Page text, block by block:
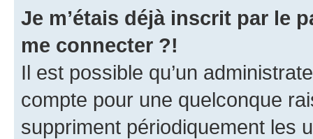
Je m’étais déjà inscrit par le
me connecter ?!
Il est possible qu’un
compte pour une quelconque
suppriment périodiquement les